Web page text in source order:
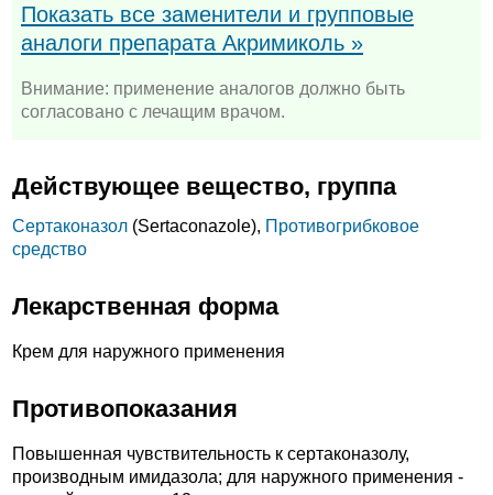
Показать все заменители и групповые
аналоги препарата Акримиколь »
Внимание: применение аналогов должно быть
согласовано с лечащим врачом.
Действующее вещество, группа
Сертаконазол (Sertaconazole), Противогрибковое
средство
Лекарственная форма
Крем для наружного применения
Противопоказания
Повышенная чувствительность к сертаконазолу,
производным имидазола; для наружного применения -